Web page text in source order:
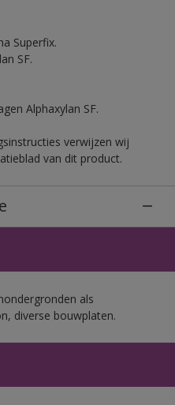
Superfix.
SF.
Alphaxylan SF.
verwijzen wij
van dit product.
als
diverse bouwplaten.